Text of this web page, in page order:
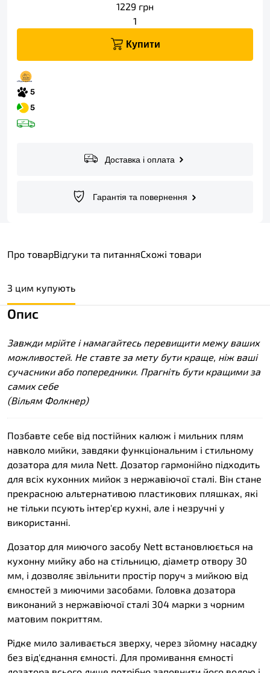
1229 грн
1
Купити
Доставка і оплата
Гарантія та повернення
Про товарВідгуки та питанняСхожі товари
З цим купують
Опис
Завжди мрійте і намагайтесь перевищити межу ваших
можливостей. Не ставте за мету бути краще, ніж ваші
сучасники або попередники. Прагніть бути кращими за
самих себе
(Вільям Фолкнер)
Позбавте себе від постійних калюж і мильних плям
навколо мийки, завдяки функціональним і стильному
дозатора для мила Nett. Дозатор гармонійно підходить
для всіх кухонних мийок з нержавіючої сталі. Він стане
прекрасною альтернативою пластикових пляшках, які
не тільки псують інтер'єр кухні, але і незручні у
використанні.
Дозатор для миючого засобу Nett встановлюється на
кухонну мийку або на стільницю, діаметр отвору 30
мм, і дозволяє звільнити простір поруч з мийкою від
ємностей з миючими засобами. Головка дозатора
виконаний з нержавіючої сталі 304 марки з чорним
матовим покриттям.
Рідке мило заливається зверху, через зйомну насадку
без від'єднання ємності. Для промивання ємності